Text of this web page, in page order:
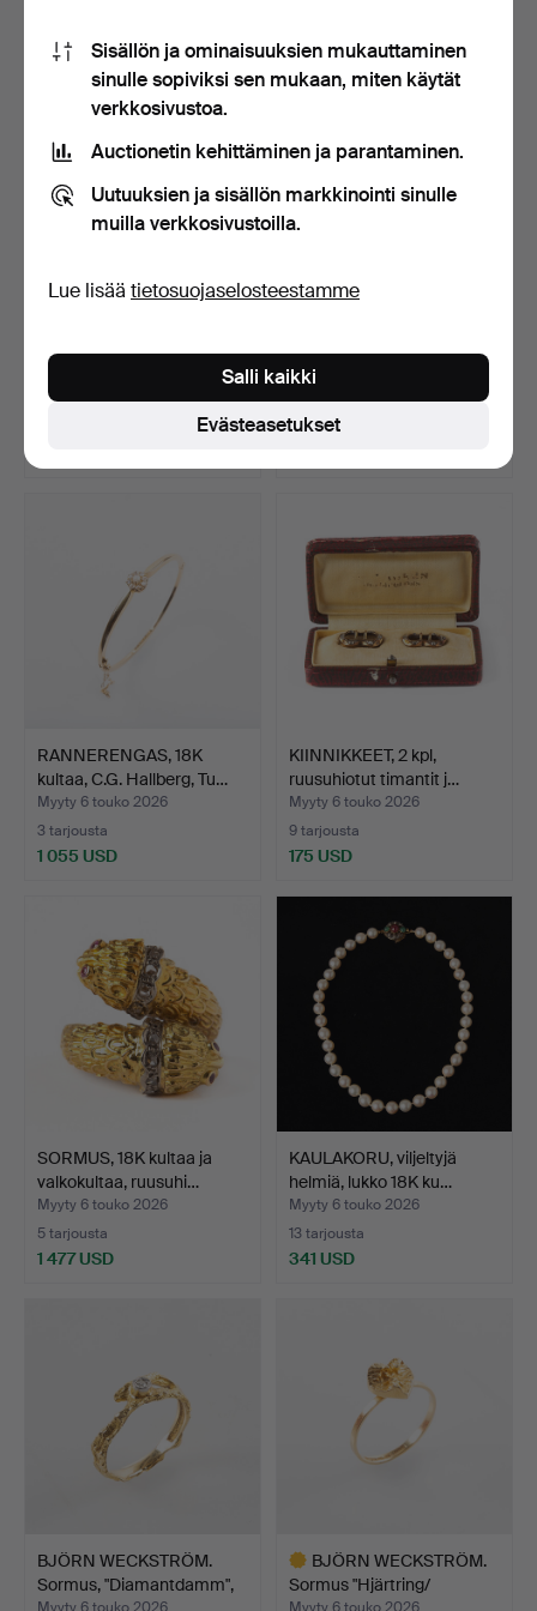
1 108 USD 275 USD
RANNEKORU, granaatti,
Myyty 6 touko 2026
KAULAKORU, luultavasti
itämaisia helmiä, l…
Myyty 6 touko 2026
5 tarjousta
RANNERENGAS, 18K
kultaa, C.G. Hallberg, Tu…
Myyty 6 touko 2026
3 tarjousta
1 055 USD
KIINNIKKEET, 2 kpl,
ruusuhiotut timantit j…
Myyty 6 touko 2026
9 tarjousta
175 USD
SORMUS, 18K kultaa ja
valkokultaa, ruusuhi…
Myyty 6 touko 2026
5 tarjousta
1 477 USD
KAULAKORU, viljeltyjä
helmiä, lukko 18K ku…
Myyty 6 touko 2026
13 tarjousta
341 USD
BJÖRN WECKSTRÖM.
Sormus, "Diamantdamm",
Myyty 6 touko 2026
BJÖRN WECKSTRÖM.
Sormus "Hjärtring/
Myyty 6 touko 2026
Sisällön ja ominaisuuksien mukauttaminen
sinulle sopiviksi sen mukaan, miten käytät
verkkosivustoa.
Auctionetin kehittäminen ja parantaminen.
Uutuuksien ja sisällön markkinointi sinulle
muilla verkkosivustoilla.
Lue lisää tietosuojaselosteestamme
Evästeasetukset
Salli kaikki